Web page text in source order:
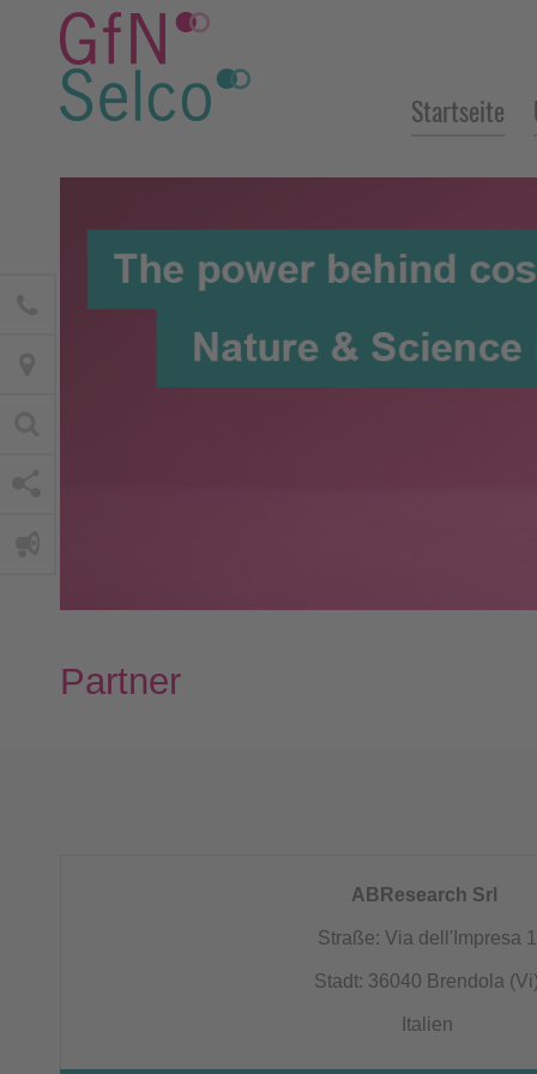
Startseite
Partner
ABResearch Srl
Straße: Via dell'Impresa 1
Stadt: 36040 Brendola
Italien